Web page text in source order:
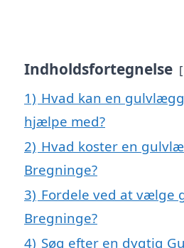
Indholdsfortegnelse
1) Hvad kan en
hjælpe med?
2) Hvad koster en
Bregninge?
3) Fordele ved at vælge
Bregninge?
4) Søg efter en dygtig